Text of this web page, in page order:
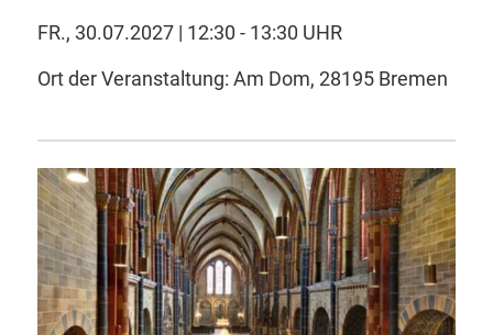
FR., 30.07.2027 | 12:30 - 13:30 UHR
Ort der Veranstaltung: Am Dom, 28195 Bremen